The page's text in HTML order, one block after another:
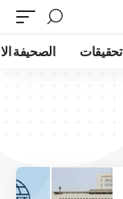
تحقيقات الصحيفة